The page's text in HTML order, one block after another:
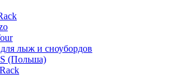
лыж и сноубордов
(Польша)